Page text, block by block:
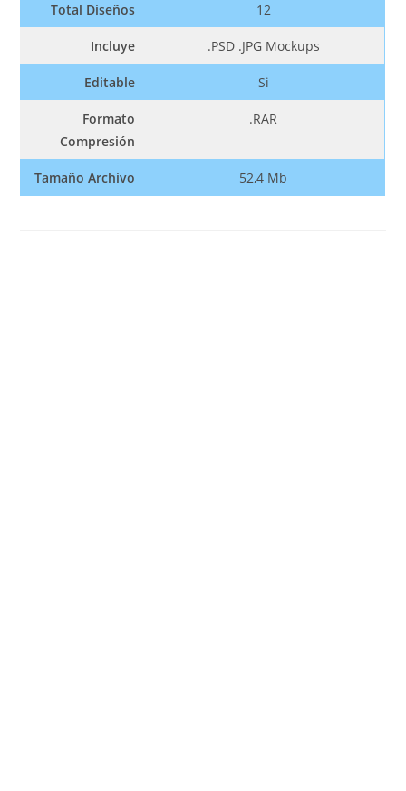
Total Diseños 12
Incluye .PSD .JPG Mockups
Editable Si
Formato
Compresión
.RAR
Tamaño Archivo 52,4 Mb